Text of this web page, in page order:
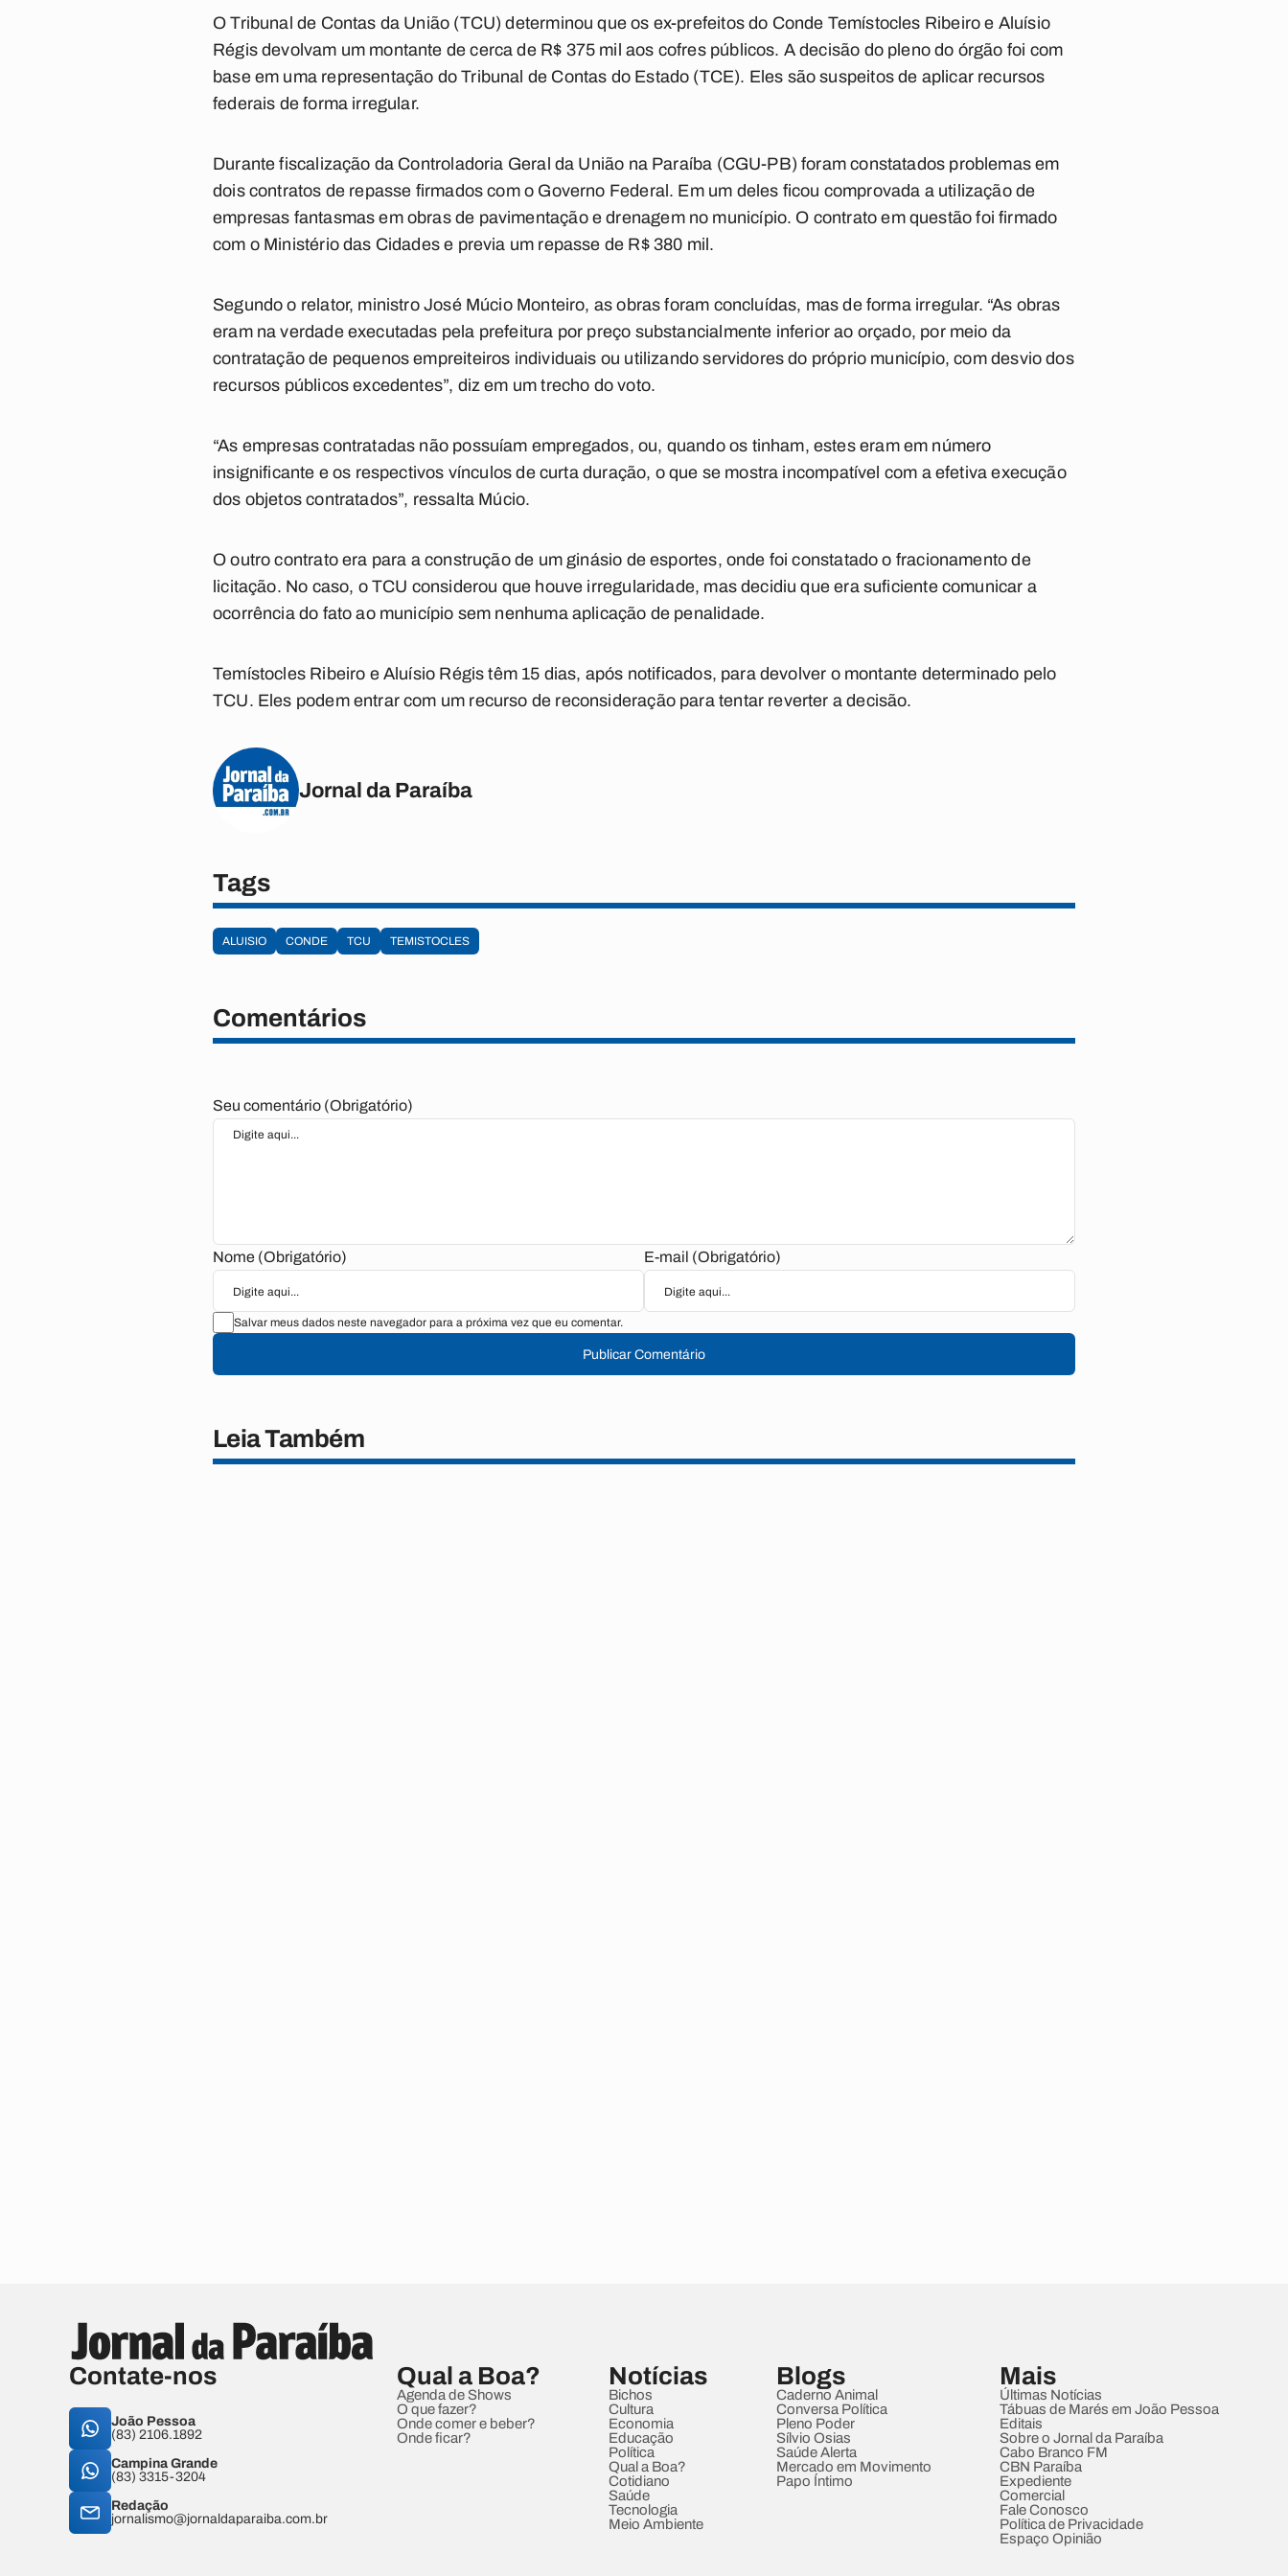
O Tribunal de Contas da União (TCU) determinou que os ex-prefeitos do Conde Temístocles Ribeiro e Aluísio
Régis devolvam um montante de cerca de R$ 375 mil aos cofres públicos. A decisão do pleno do órgão foi com
base em uma representação do Tribunal de Contas do Estado (TCE). Eles são suspeitos de aplicar recursos
federais de forma irregular.
Durante fiscalização da Controladoria Geral da União na Paraíba (CGU-PB) foram constatados problemas em
dois contratos de repasse firmados com o Governo Federal. Em um deles ficou comprovada a utilização de
empresas fantasmas em obras de pavimentação e drenagem no município. O contrato em questão foi firmado
com o Ministério das Cidades e previa um repasse de R$ 380 mil.
Segundo o relator, ministro José Múcio Monteiro, as obras foram concluídas, mas de forma irregular. “As obras
eram na verdade executadas pela prefeitura por preço substancialmente inferior ao orçado, por meio da
contratação de pequenos empreiteiros individuais ou utilizando servidores do próprio município, com desvio dos
recursos públicos excedentes”, diz em um trecho do voto.
“As empresas contratadas não possuíam empregados, ou, quando os tinham, estes eram em número
insignificante e os respectivos vínculos de curta duração, o que se mostra incompatível com a efetiva execução
dos objetos contratados”, ressalta Múcio.
O outro contrato era para a construção de um ginásio de esportes, onde foi constatado o fracionamento de
licitação. No caso, o TCU considerou que houve irregularidade, mas decidiu que era suficiente comunicar a
ocorrência do fato ao município sem nenhuma aplicação de penalidade.
Temístocles Ribeiro e Aluísio Régis têm 15 dias, após notificados, para devolver o montante determinado pelo
TCU. Eles podem entrar com um recurso de reconsideração para tentar reverter a decisão.
Jornal da Paraíba
Tags
ALUISIO CONDE TCU TEMISTOCLES
Comentários
Seu comentário (Obrigatório)
Nome (Obrigatório) E-mail (Obrigatório)
Salvar meus dados neste navegador para a próxima vez que eu comentar.
Publicar Comentário
Leia Também
Contate-nos
João Pessoa
(83) 2106.1892
Campina Grande
(83) 3315-3204
Redação
jornalismo@jornaldaparaiba.com.br
Qual a Boa?
Agenda de Shows
O que fazer?
Onde comer e beber?
Onde ficar?
Notícias
Bichos
Cultura
Economia
Educação
Política
Qual a Boa?
Cotidiano
Saúde
Tecnologia
Meio Ambiente
Blogs
Caderno Animal
Conversa Política
Pleno Poder
Sílvio Osias
Saúde Alerta
Mercado em Movimento
Papo Íntimo
Mais
Últimas Notícias
Tábuas de Marés em João Pessoa
Editais
Sobre o Jornal da Paraíba
Cabo Branco FM
CBN Paraíba
Expediente
Comercial
Fale Conosco
Política de Privacidade
Espaço Opinião